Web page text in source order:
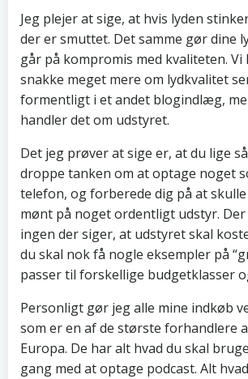
Jeg plejer at sige, at hvis lyden
der er smuttet. Det samme gør dine
går på kompromis med kvaliteten.
snakke meget mere om lydkvalitet
formentligt i et andet blogindlæg,
handler det om udstyret.
Det jeg prøver at sige er, at du lige
droppe tanken om at optage noget
telefon, og forberede dig på at
mønt på noget ordentligt udstyr.
ingen der siger, at udstyret skal
du skal nok få nogle eksempler på
passer til forskellige budgetklasser
Personligt gør jeg alle mine indkøb
som er en af de største forhandlere
Europa. De har alt hvad du skal
gang med at optage podcast. Alt